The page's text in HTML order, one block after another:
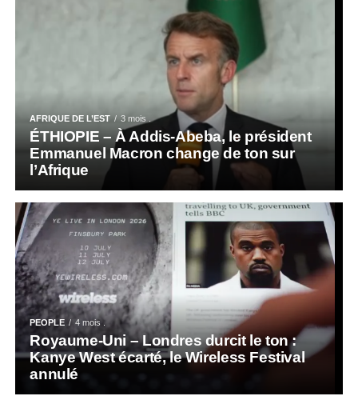
AFRIQUE DE L’EST 3 mois .
ÉTHIOPIE – À Addis-Abeba, le président
Emmanuel Macron change de ton sur
l’Afrique
PEOPLE 4 mois .
Royaume-Uni – Londres durcit le ton :
Kanye West écarté, le Wireless Festival
annulé